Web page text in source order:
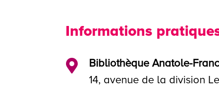
Informations

Bibliothèque Anatole-
14, avenue de la division